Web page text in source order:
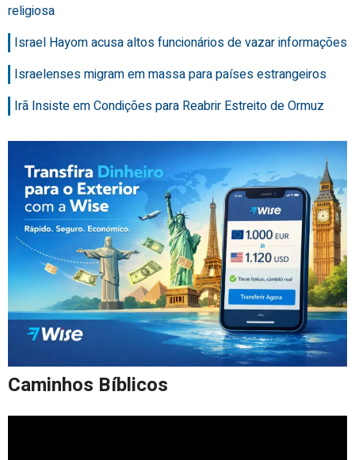
religiosa
Israel Hayom acusa altos funcionários de vazar informações
Israelenses migram em massa para países estrangeiros
Irã Insiste em Condições para Reabrir Estreito de Ormuz
Caminhos Bíblicos